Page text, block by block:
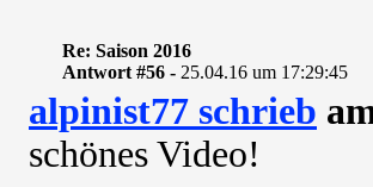
Re: Saison 2016
Antwort #56 - 25.04.16 um 17:29:45
alpinist77 schrieb
schönes Video!